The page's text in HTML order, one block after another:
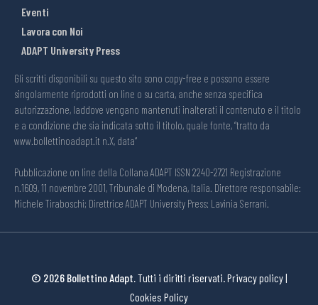
Eventi
Lavora con Noi
ADAPT University Press
Gli scritti disponibili su questo sito sono copy-free e possono essere
singolarmente riprodotti on line o su carta, anche senza specifica
autorizzazione, laddove vengano mantenuti inalterati il contenuto e il titolo
e a condizione che sia indicata sotto il titolo, quale fonte, “tratto da
www.bollettinoadapt.it n.X, data“
Pubblicazione on line della Collana ADAPT ISSN 2240-2721 Registrazione
n.1609, 11 novembre 2001, Tribunale di Modena, Italia. Direttore responsabile:
Michele Tiraboschi; Direttrice ADAPT University Press: Lavinia Serrani.
© 2026 Bollettino Adapt.Tutti i diritti riservati.Privacy policy|
Cookies Policy